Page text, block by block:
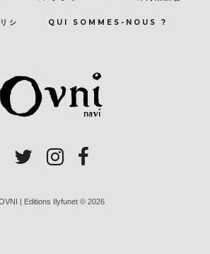
シ QUI SOMMES-NOUS ?
| Editions Ilyfunet © 2026